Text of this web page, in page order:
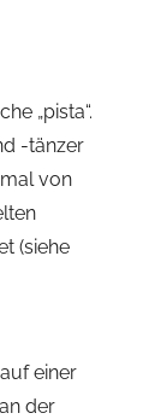
„pista“.
-tänzer
von
(siehe
einer
der